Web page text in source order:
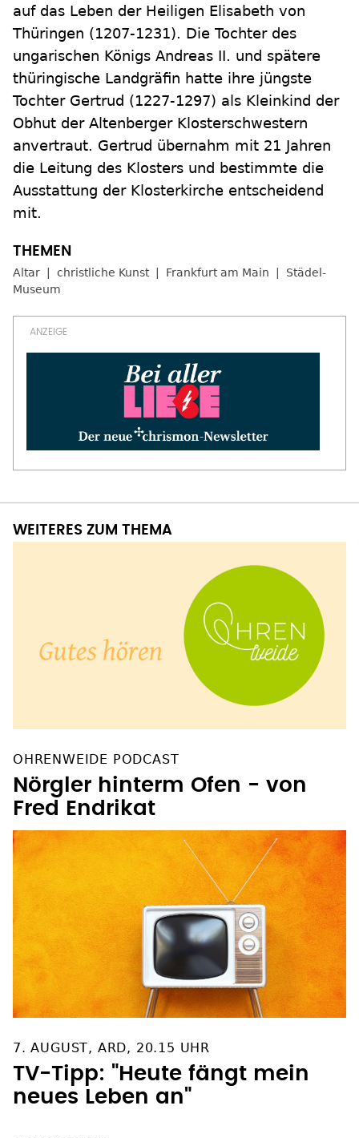
auf das Leben der Heiligen Elisabeth von
Thüringen (1207-1231). Die Tochter des
ungarischen Königs Andreas II. und spätere
thüringische Landgräfin hatte ihre jüngste
Tochter Gertrud (1227-1297) als Kleinkind der
Obhut der Altenberger Klosterschwestern
anvertraut. Gertrud übernahm mit 21 Jahren
die Leitung des Klosters und bestimmte die
Ausstattung der Klosterkirche entscheidend
mit.
Altar christliche Kunst Frankfurt am Main
Städel-
Museum
WEITERES ZUM THEMA
OHRENWEIDE PODCAST
Nörgler hinterm Ofen - von
Fred Endrikat
7. AUGUST, ARD, 20.15 UHR
TV-Tipp: "Heute fängt mein
neues Leben an"